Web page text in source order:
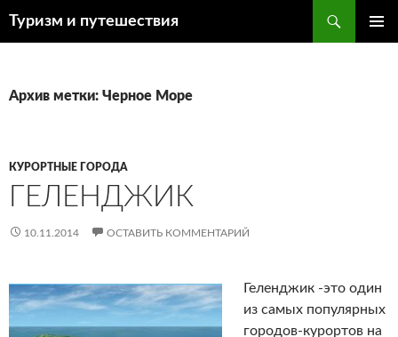
Туризм и путешествия
Архив метки: Черное Море
КУРОРТНЫЕ ГОРОДА
ГЕЛЕНДЖИК
10.11.2014 ОСТАВИТЬ КОММЕНТАРИЙ
Геленджик -это один
из самых популярных
городов-курортов на